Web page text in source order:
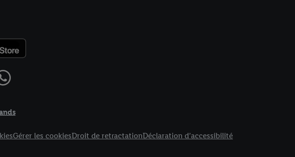
Gérer les cookiesDroit de retractationDéclaration d’accessibilité